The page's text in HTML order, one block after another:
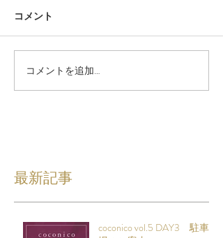
コメント
コメントを追加…
最新記事
coconico vol.5 DAY3 駐車